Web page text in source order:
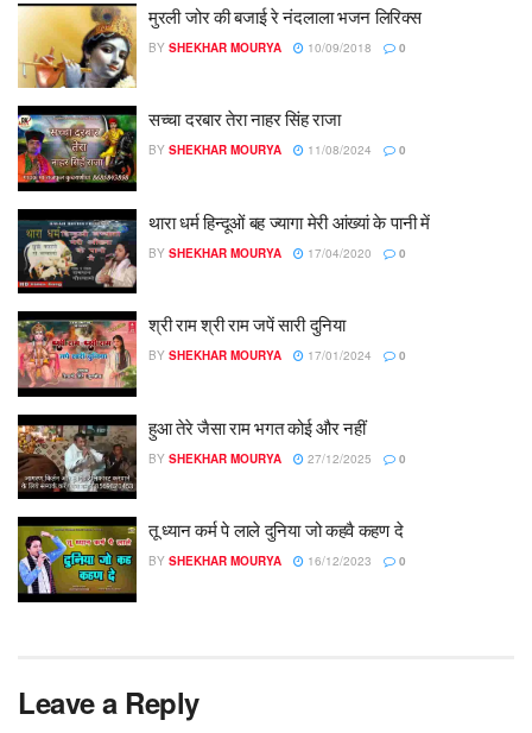
मुरली जोर की बजाई रे नंदलाला भजन लिरिक्स
BY SHEKHAR MOURYA 10/09/2018 0
सच्चा दरबार तेरा नाहर सिंह राजा
BY SHEKHAR MOURYA 11/08/2024 0
थारा धर्म हिन्दूओं बह ज्यागा मेरी आंख्यां के पानी में
BY SHEKHAR MOURYA 17/04/2020 0
श्री राम श्री राम जपें सारी दुनिया
BY SHEKHAR MOURYA 17/01/2024 0
हुआ तेरे जैसा राम भगत कोई और नहीं
BY SHEKHAR MOURYA 27/12/2025 0
तू ध्यान कर्म पे लाले दुनिया जो कहवै कहण दे
BY SHEKHAR MOURYA 16/12/2023 0
Leave a Reply